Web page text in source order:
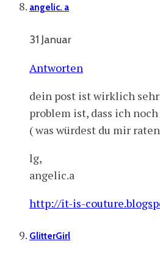
angelic. a
31 Januar
Antworten
dein post ist wirklich
problem ist, dass ich
( was würdest du mir
lg,
angelic.a
http://it-is-
GlitterGirl